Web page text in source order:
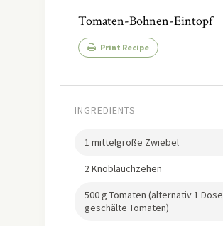
Tomaten-Bohnen-Eintopf
Print Recipe
INGREDIENTS
1 mittelgroße Zwiebel
2 Knoblauchzehen
500 g Tomaten (alternativ 1 Dose
geschälte Tomaten)